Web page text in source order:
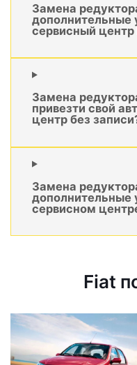
Замена
дополнительные
сервисный центр
Замена
привезти свой
центр без
Замена
дополнительные
сервисном
Fiat